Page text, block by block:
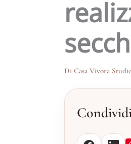
Di Casa Vivora